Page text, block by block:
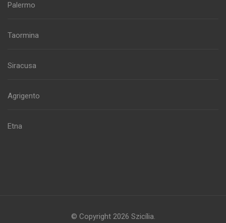
Palermo
Taormina
Siracusa
Agrigento
Etna
© Copyright 2026 Szicília.